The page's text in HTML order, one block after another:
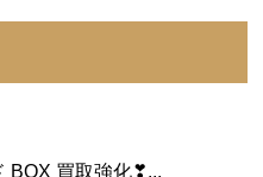
BOX 買取強化❣...